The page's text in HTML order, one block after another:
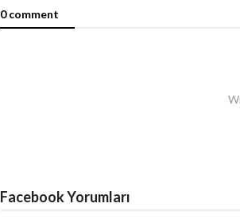
0 comment
Facebook Yorumları